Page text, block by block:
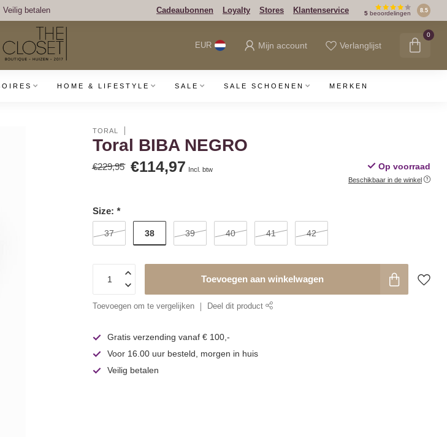
Veilig betalen Cadeaubonnen Loyalty Stores Klantenservice 5 beoordelingen 8.5
EUR Mijn account Verlanglijst
0
HOME & LIFESTYLE SALE SALE SCHOENEN MERKEN
TORAL
Toral BIBA NEGRO
€229,95 €114,97 Incl. btw Op voorraad
Beschikbaar in de winkel
Size:*
37 38 39 40 41 42
Toevoegen aan winkelwagen
Toevoegen om te vergelijken Deel dit product
Gratis verzending vanaf € 100,-
Voor 16.00 uur besteld, morgen in huis
Veilig betalen